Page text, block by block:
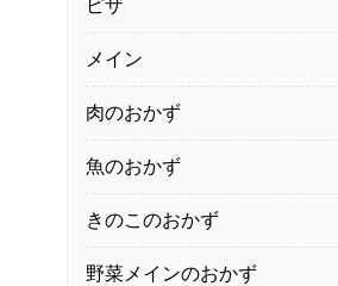
ピザ
メイン
肉のおかず
魚のおかず
きのこのおかず
野菜メインのおかず